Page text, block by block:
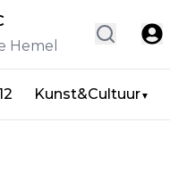
Hemel
Kunst&Cultuur▼